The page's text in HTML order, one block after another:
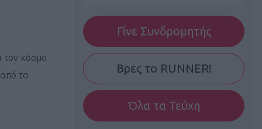
τον κόσμο
τα
Γίνε Συνδρομητής
Βρες το RUNNER!
Όλα τα Τεύχη